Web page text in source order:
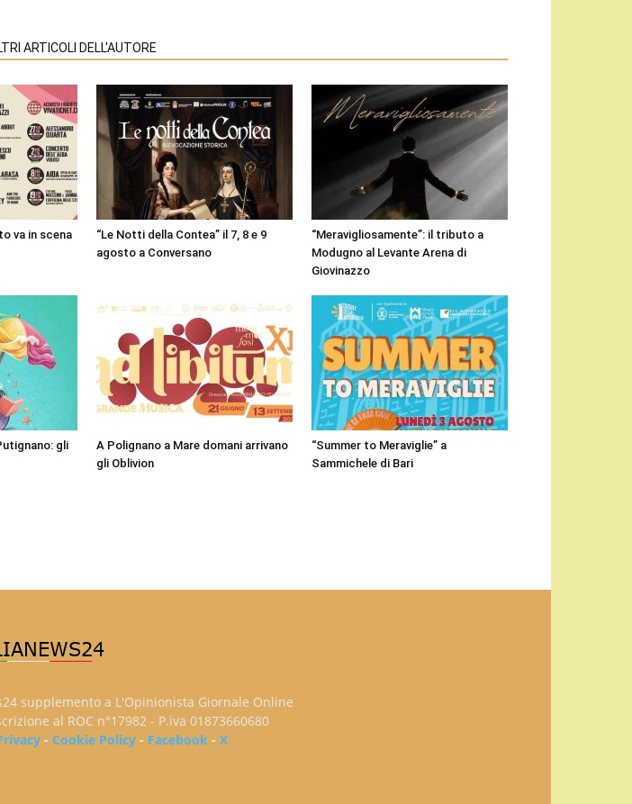
ARTICOLI DELL'AUTORE
va in scena
“Le Notti della Contea” il 7, 8 e 9
agosto a Conversano
“Meravigliosamente”: il tributo a
Modugno al Levante Arena di
Giovinazzo
gli
A Polignano a Mare domani arrivano
gli Oblivion
“Summer to Meraviglie” a
Sammichele di Bari
supplemento a L'Opinionista Giornale Online
al ROC n°17982 - P.iva 01873660680
- Cookie Policy - Facebook -X